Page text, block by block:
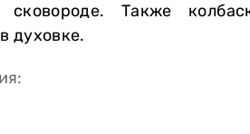
Также
духовке.